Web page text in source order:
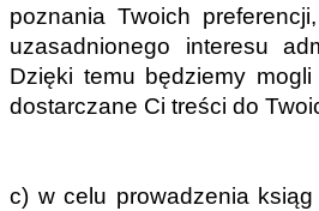
poznania Twoich
uzasadnionego interesu
Dzięki temu będziemy mogli
dostarczane Ci treści do
c) w celu prowadzenia